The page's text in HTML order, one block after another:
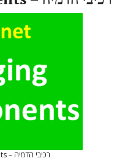
Imaging Components – רכיבי הדמיה